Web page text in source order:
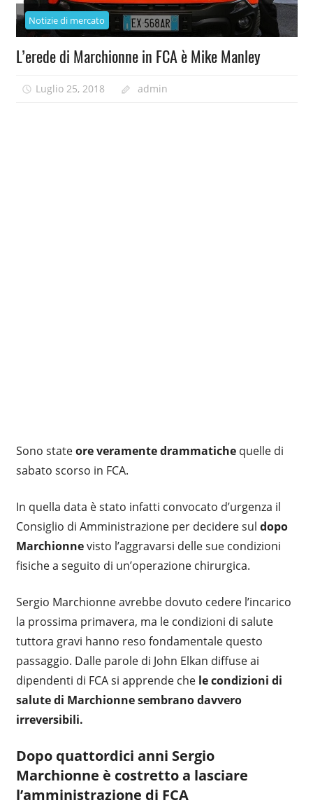
Notizie di mercato
L’erede di Marchionne in FCA è Mike Manley
Luglio 25, 2018 admin
Sono stateore veramente drammatichequelle di
sabato scorso in FCA.
In quella data è stato infatti convocato d’urgenza il
Consiglio di Amministrazione per decidere sul dopo
Marchionnevisto l’aggravarsi delle sue condizioni
fisiche a seguito di un’operazione chirurgica.
Sergio Marchionne avrebbe dovuto cedere l’incarico
la prossima primavera, ma le condizioni di salute
tuttora gravi hanno reso fondamentale questo
passaggio. Dalle parole di John Elkan diffuse ai
dipendenti di FCA si apprende che le condizioni di
salute di Marchionne sembrano davvero
irreversibili.
Dopo quattordici anni Sergio
Marchionne è costretto a lasciare
l’amministrazione di FCA